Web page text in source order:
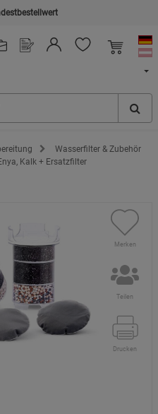
Wasserfilter & Zubehör
Kalk + Ersatzfilter
Merken
Teilen
Drucken